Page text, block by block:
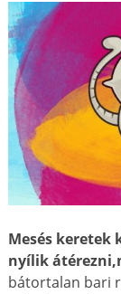
Mesés
nyílik
bátortalan bari